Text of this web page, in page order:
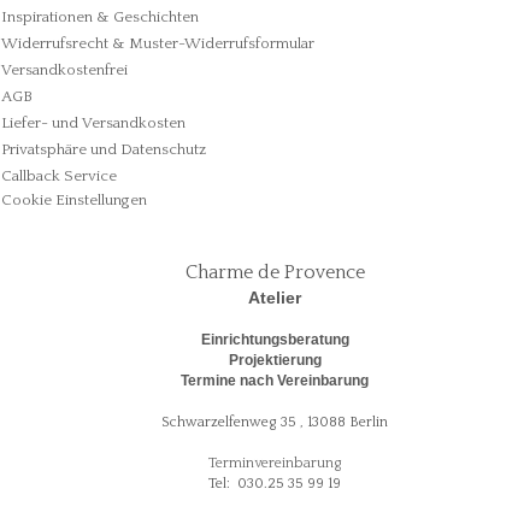
Inspirationen & Geschichten
Widerrufsrecht & Muster-Widerrufsformular
Versandkostenfrei
AGB
Liefer- und Versandkosten
Privatsphäre und Datenschutz
Callback Service
Cookie Einstellungen
Charme de Provence
Atelier
Einrichtungsberatung
Projektierung
Termine nach Vereinbarung
Schwarzelfenweg 35 , 13088 Berlin
Terminvereinbarung
Tel: 030.25 35 99 19